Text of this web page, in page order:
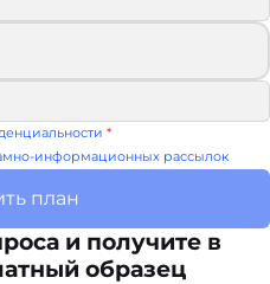
*
информационных рассылок
план
и получите в
образец